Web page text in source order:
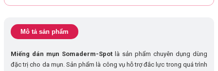
Mô tả sản phẩm
Miếng dán mụn Somaderm-Spot là sản phẩm chuyên dụng dùng
đặc trị cho da mụn. Sản phẩm là công vụ hỗ trợ đắc lực trong quá trình